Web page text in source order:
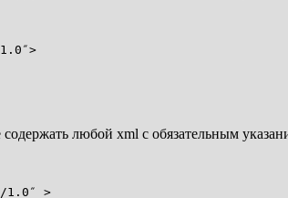
любой xml с обязательным
1.0″ >